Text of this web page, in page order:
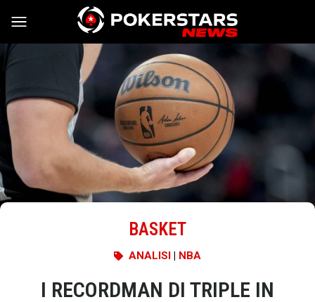
Vai al contenuto
BASKET
ANALISI NBA
I RECORDMAN DI TRIPLE IN